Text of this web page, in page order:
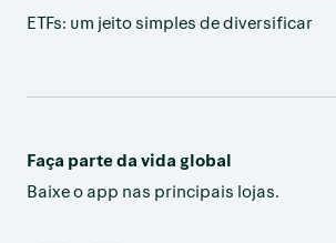
ETFs: um jeito simples de diversificar
Faça parte da vida global
Baixe o app nas principais lojas.